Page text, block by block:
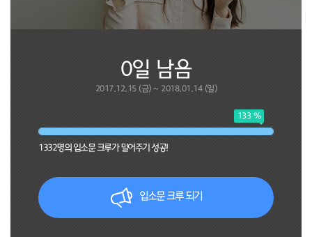
0일 남음
2017.12.15 (금) ~ 2018.01.14 (일)
133 %
1332명의 입소문 크루가 밀어주기 성공!
입소문 크루 되기